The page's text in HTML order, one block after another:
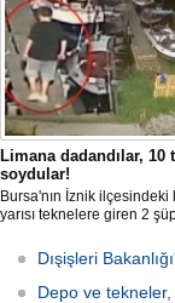
Limana dadandılar, 10
soydular!
Bursa'nın İznik
yarısı teknelere giren 2
çaldı. Olay, güvenlik
yansıdı, tekne
jandarma inceleme
Dışişleri
Depo ve